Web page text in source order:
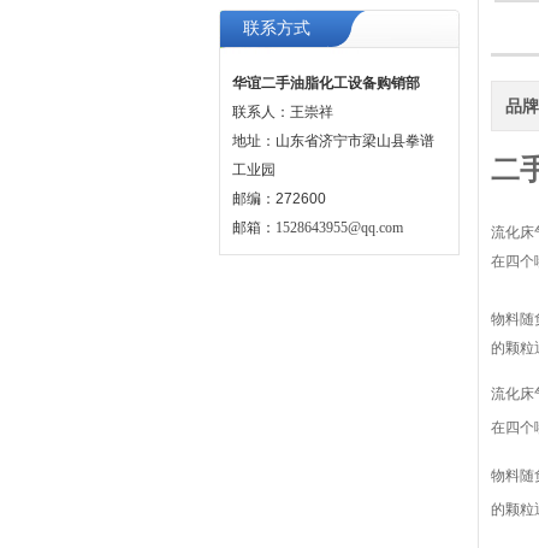
联系方式
华谊二手油脂化工设备购销部
联系人：王崇祥
地址：山东省济宁市梁山县拳谱
工业园
邮编：272600
邮箱： 1528643955@qq.com
品牌
二
流化床
在四个
物料随
的颗粒
流化床
在四个
物料随
的颗粒